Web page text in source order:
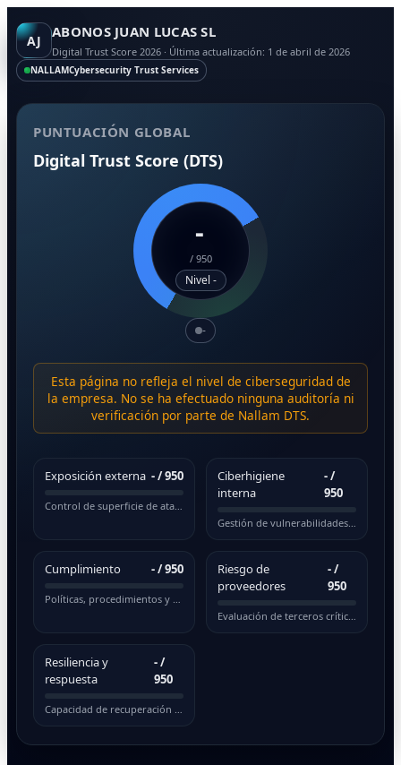
AJ ABONOS JUAN LUCAS SL
Digital Trust Score 2026 · Última actualización: 1 de abril de 2026
NALLAMCybersecurity Trust Services
PUNTUACIÓN GLOBAL
Digital Trust Score (DTS)
-
/ 950
Nivel -
-
Esta página no refleja el nivel de ciberseguridad de
la empresa. No se ha efectuado ninguna auditoría ni
verificación por parte de Nallam DTS.
Exposición externa -/ 950
Control de superficie de ataque pública
Ciberhigiene
interna
-/
950
Gestión de vulnerabilidades y actualizaciones
Cumplimiento -/ 950
Políticas, procedimientos y normativas
Riesgo de
proveedores
-/
950
Evaluación de terceros críticos
Resiliencia y
respuesta
-/
950
Capacidad de recuperación ante incidentes